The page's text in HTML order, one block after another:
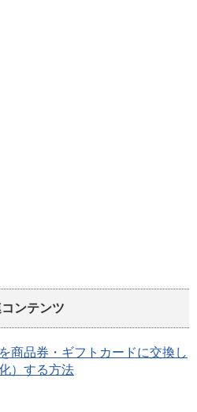
ンテンツ
商品券・ギフトカードに交換し
）する方法